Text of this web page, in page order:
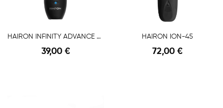
HAIRON INFINITY ADVANCE PERFORMANCE
39,00 €
HAIRON ION-45
72,00 €